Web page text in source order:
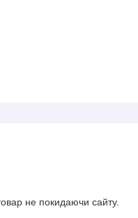
не покидаючи сайту.